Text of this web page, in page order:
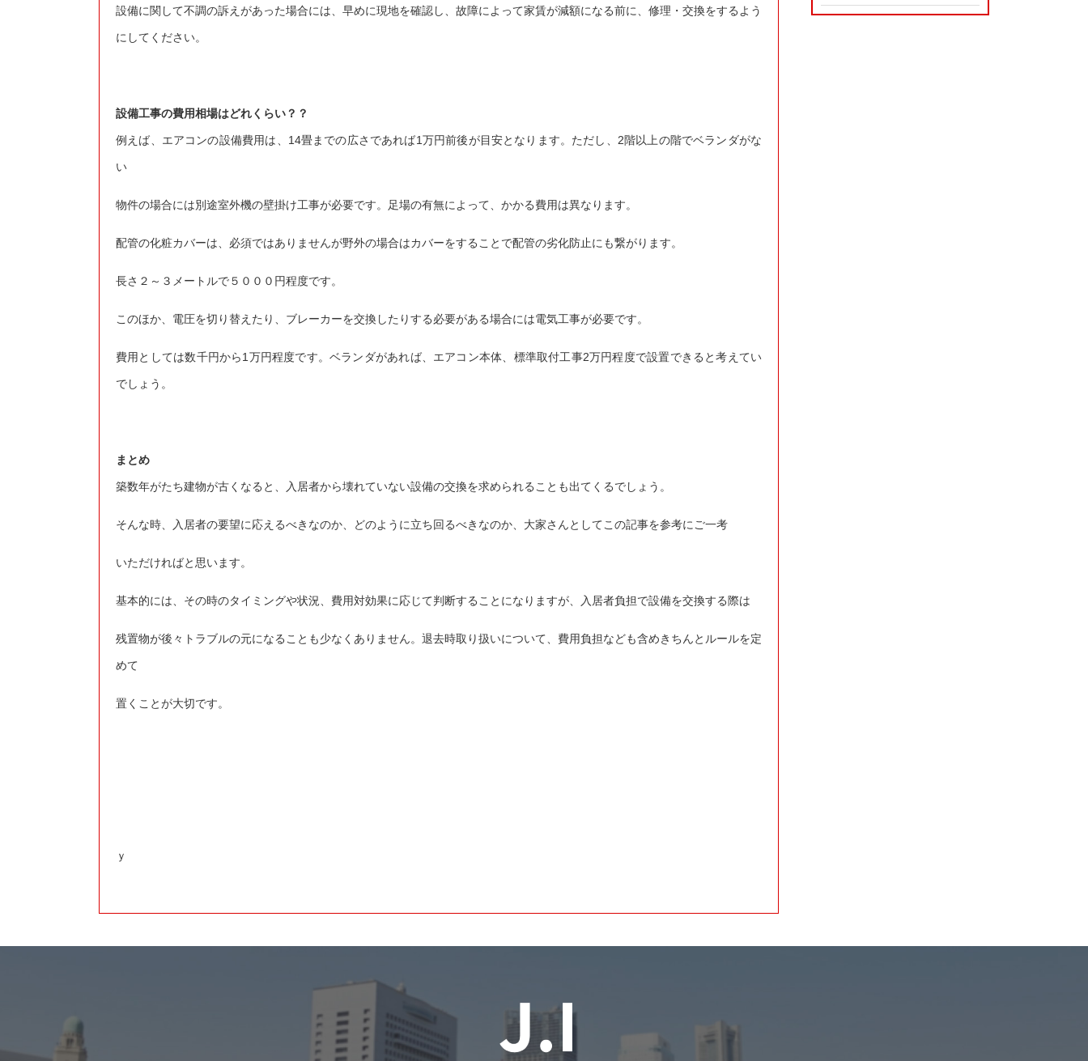
設備に関して不調の訴えがあった場合には、早めに現地を確認し、故障によって家賃が減額になる前に、修理・交換をするよう
にしてください。
設備工事の費用相場はどれくらい？？
例えば、エアコンの設備費用は、14畳までの広さであれば1万円前後が目安となります。ただし、2階以上の階でベランダがな
い
物件の場合には別途室外機の壁掛け工事が必要です。足場の有無によって、かかる費用は異なります。
配管の化粧カバーは、必須ではありませんが野外の場合はカバーをすることで配管の劣化防止にも繋がります。
長さ２～３メートルで５０００円程度です。
このほか、電圧を切り替えたり、ブレーカーを交換したりする必要がある場合には電気工事が必要です。
費用としては数千円から1万円程度です。ベランダがあれば、エアコン本体、標準取付工事2万円程度で設置できると考えてい
でしょう。
まとめ
築数年がたち建物が古くなると、入居者から壊れていない設備の交換を求められることも出てくるでしょう。
そんな時、入居者の要望に応えるべきなのか、どのように立ち回るべきなのか、大家さんとしてこの記事を参考にご一考
いただければと思います。
基本的には、その時のタイミングや状況、費用対効果に応じて判断することになりますが、入居者負担で設備を交換する際は
残置物が後々トラブルの元になることも少なくありません。退去時取り扱いについて、費用負担なども含めきちんとルールを定
めて
置くことが大切です。
ｙ